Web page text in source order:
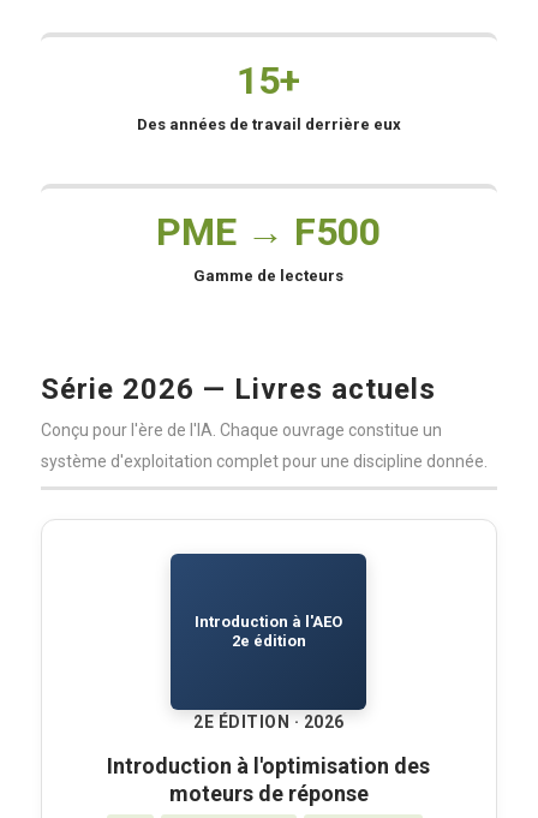
15+
Des années de travail derrière eux
PME → F500
Gamme de lecteurs
Série 2026 — Livres actuels
Conçu pour l'ère de l'IA. Chaque ouvrage constitue un
système d'exploitation complet pour une discipline donnée.
Introduction à l'AEO
2e édition
2E ÉDITION · 2026
Introduction à l'optimisation des
moteurs de réponse